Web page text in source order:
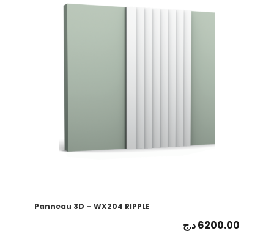
Panneau 3D – WX204 RIPPLE
6200.00د.ج